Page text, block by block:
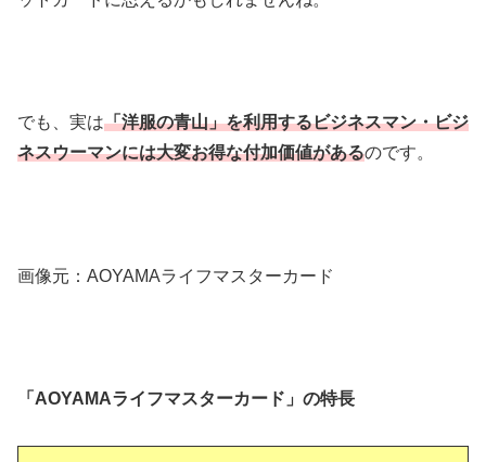
でも、実は「洋服の青山」を利用するビジネスマン・ビジ
ネスウーマンには大変お得な付加価値があるのです。
画像元：AOYAMAライフマスターカード
「AOYAMAライフマスターカード」の特長